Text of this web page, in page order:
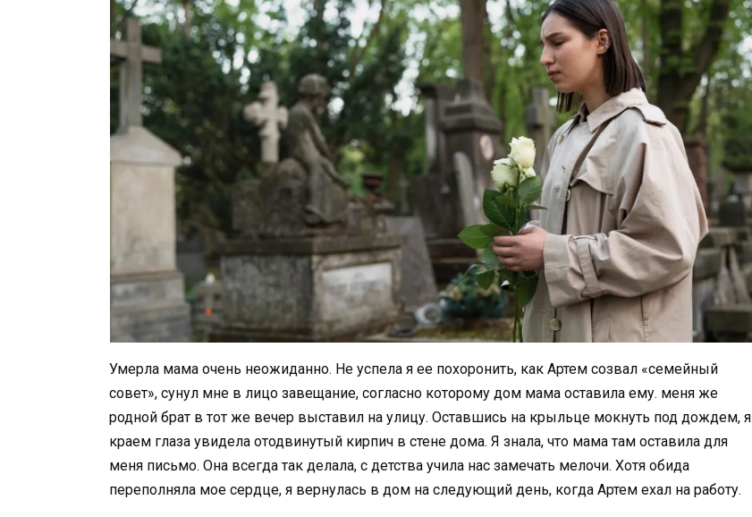
Умерла мама очень неожиданно. Не успела я ее похоронить, как Артем созвал «семейный
совет», сунул мне в лицо завещание, согласно которому дом мама оставила ему. меня же
родной брат в тот же вечер выставил на улицу. Оставшись на крыльце мокнуть под дождем, я
краем глаза увидела отодвинутый кирпич в стене дома. Я знала, что мама там оставила для
меня письмо. Она всегда так делала, с детства учила нас замечать мелочи. Хотя обида
переполняла мое сердце, я вернулась в дом на следующий день, когда Артем ехал на работу.